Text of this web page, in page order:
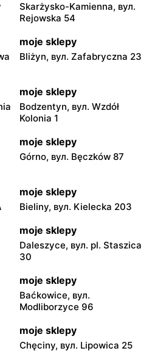
Skarżysko-Kamienna, вул.
Rejowska 54
moje sklepy
Bliżyn, вул. Zafabryczna 23
moje sklepy
Bodzentyn, вул. Wzdół
Kolonia 1
moje sklepy
Górno, вул. Bęczków 87
moje sklepy
Bieliny, вул. Kielecka 203
moje sklepy
Daleszyce, вул. pl. Staszica
30
moje sklepy
Baćkowice, вул.
Modliborzyce 96
moje sklepy
Chęciny, вул. Lipowica 25